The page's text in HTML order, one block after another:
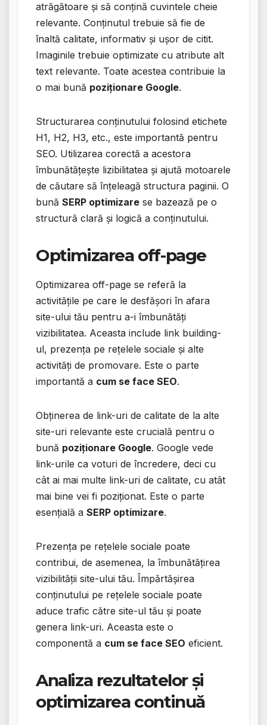
atrăgătoare și să conțină cuvintele cheie
relevante. Conținutul trebuie să fie de
înaltă calitate, informativ și ușor de citit.
Imaginile trebuie optimizate cu atribute alt
text relevante. Toate acestea contribuie la
o mai bună poziționare Google.
Structurarea conținutului folosind etichete
H1, H2, H3, etc., este importantă pentru
SEO. Utilizarea corectă a acestora
îmbunătățește lizibilitatea și ajută motoarele
de căutare să înțeleagă structura paginii. O
bună SERP optimizare se bazează pe o
structură clară și logică a conținutului.
Optimizarea off-page
Optimizarea off-page se referă la
activitățile pe care le desfășori în afara
site-ului tău pentru a-i îmbunătăți
vizibilitatea. Aceasta include link building-
ul, prezența pe rețelele sociale și alte
activități de promovare. Este o parte
importantă a cum se face SEO.
Obținerea de link-uri de calitate de la alte
site-uri relevante este crucială pentru o
bună poziționare Google. Google vede
link-urile ca voturi de încredere, deci cu
cât ai mai multe link-uri de calitate, cu atât
mai bine vei fi poziționat. Este o parte
esențială a SERP optimizare.
Prezența pe rețelele sociale poate
contribui, de asemenea, la îmbunătățirea
vizibilității site-ului tău. Împărtășirea
conținutului pe rețelele sociale poate
aduce trafic către site-ul tău și poate
genera link-uri. Aceasta este o
componentă a cum se face SEO eficient.
Analiza rezultatelor și
optimizarea continuă